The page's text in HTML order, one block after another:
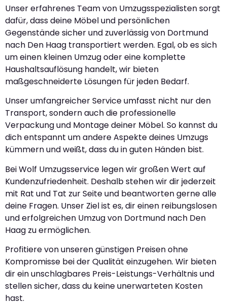
Unser erfahrenes Team von Umzugsspezialisten sorgt
dafür, dass deine Möbel und persönlichen
Gegenstände sicher und zuverlässig von Dortmund
nach Den Haag transportiert werden. Egal, ob es sich
um einen kleinen Umzug oder eine komplette
Haushaltsauflösung handelt, wir bieten
maßgeschneiderte Lösungen für jeden Bedarf.
Unser umfangreicher Service umfasst nicht nur den
Transport, sondern auch die professionelle
Verpackung und Montage deiner Möbel. So kannst du
dich entspannt um andere Aspekte deines Umzugs
kümmern und weißt, dass du in guten Händen bist.
Bei Wolf Umzugsservice legen wir großen Wert auf
Kundenzufriedenheit. Deshalb stehen wir dir jederzeit
mit Rat und Tat zur Seite und beantworten gerne alle
deine Fragen. Unser Ziel ist es, dir einen reibungslosen
und erfolgreichen Umzug von Dortmund nach Den
Haag zu ermöglichen.
Profitiere von unseren günstigen Preisen ohne
Kompromisse bei der Qualität einzugehen. Wir bieten
dir ein unschlagbares Preis-Leistungs-Verhältnis und
stellen sicher, dass du keine unerwarteten Kosten
hast.